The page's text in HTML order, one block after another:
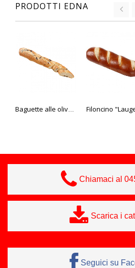
PRODOTTI EDNA
Baguette alle olive Edna 280 gr
Chiamaci al
Scarica i
Seguici su